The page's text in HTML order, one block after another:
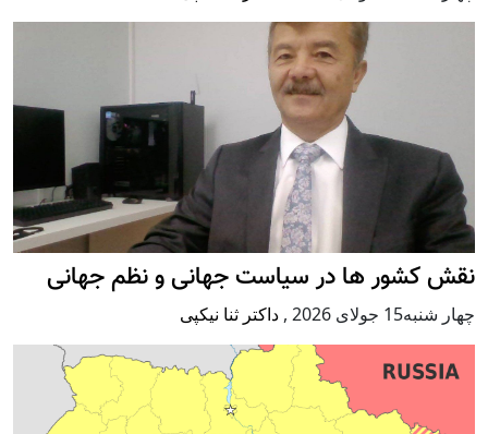
نقش کشور ها در سیاست جهانی و نظم جهانی
چهار شنبه15 جولای 2026 , داکتر ثنا نیکپی